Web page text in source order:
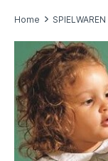
Home SPIELWAREN